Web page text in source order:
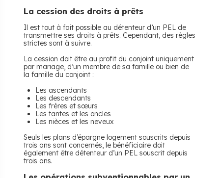
La cession des droits à prêts
Il est tout à fait possible au détenteur d’un PEL de
transmettre ses droits à prêts. Cependant, des règles
strictes sont à suivre.
La cession doit être au profit du conjoint uniquement
par mariage, d’un membre de sa famille ou bien de
la famille du conjoint :
Les ascendants
Les descendants
Les frères et sœurs
Les tantes et les oncles
Les nièces et les neveux
Seuls les plans d’épargne logement souscrits depuis
trois ans sont concernés, le bénéficiaire doit
également être détenteur d’un PEL souscrit depuis
trois ans.